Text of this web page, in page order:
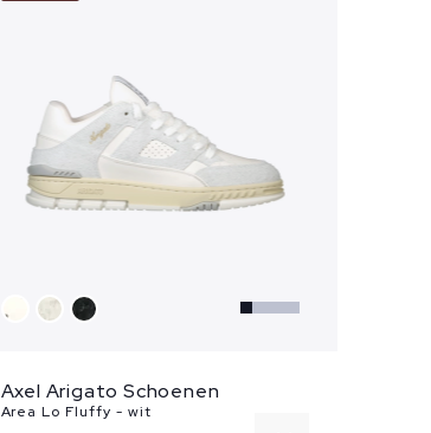
Axel Arigato Schoenen
Area Lo Fluffy - wit